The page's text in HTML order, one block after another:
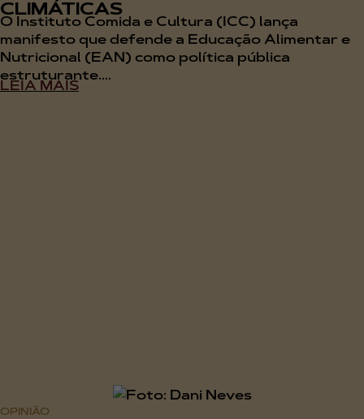
CLIMÁTICAS
O Instituto Comida e Cultura (ICC) lança
manifesto que defende a Educação Alimentar e
Nutricional (EAN) como política pública
estruturante....
LEIA MAIS
OPINIÃO